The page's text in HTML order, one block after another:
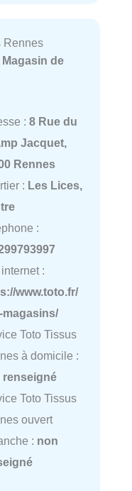
Rennes
Magasin de
: 8 Rue du
Jacquet,
Rennes
: Les Lices,
:
:
www.toto.fr/
magasins/
Toto Tissus
à domicile :
renseigné
Toto Tissus
ouvert
: non